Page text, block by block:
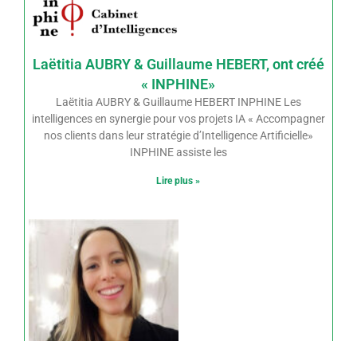
Laëtitia AUBRY & Guillaume HEBERT, ont créé
« INPHINE»
Laëtitia AUBRY & Guillaume HEBERT INPHINE Les
intelligences en synergie pour vos projets IA « Accompagner
nos clients dans leur stratégie d’Intelligence Artificielle»
INPHINE assiste les
Lire plus »